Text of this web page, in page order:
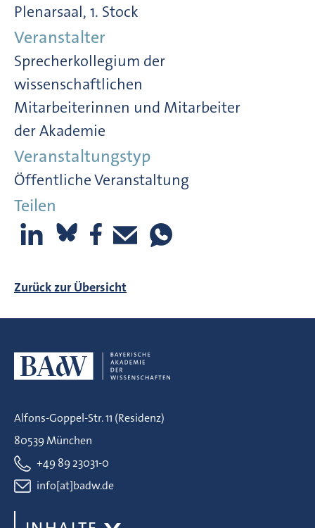
Plenarsaal, 1. Stock
Veranstalter
Sprecherkollegium der
wissenschaftlichen
Mitarbeiterinnen und Mitarbeiter
der Akademie
Veranstaltungstyp
Öffentliche Veranstaltung
Teilen
Zurück zur Übersicht
Alfons-Goppel-Str. 11 (Residenz)
80539 München
+49 89 23031-0
info[at]badw.de